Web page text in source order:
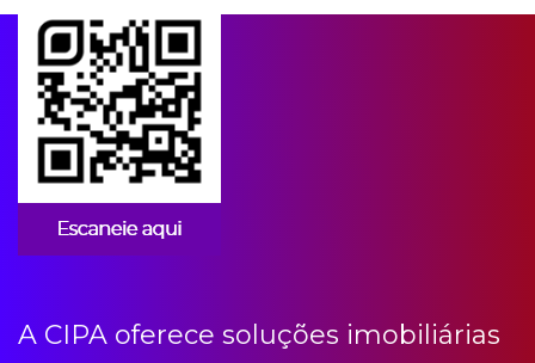
A CIPA oferece soluções imobiliárias
completas e adequadas às
necessidades de cada cliente, com a
administradora que alia tecnologia e